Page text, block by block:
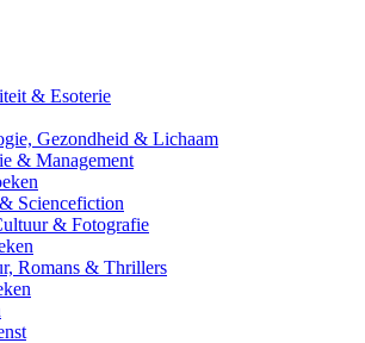
& Esoterie
Gezondheid & Lichaam
& Management
Sciencefiction
& Fotografie
Romans & Thrillers